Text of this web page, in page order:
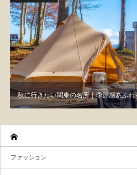
秋に行きたい関東の名所｜季節感あふ
ファッション